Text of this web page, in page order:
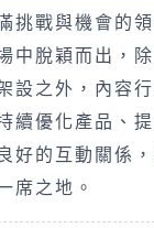
挑戰與機會的
中脫穎而出，
設之外，內容
續優化產品、
好的互動關係
席之地。